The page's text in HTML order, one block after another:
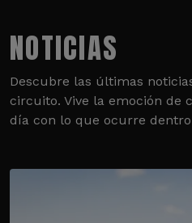
NOTICIAS
Descubre las últimas
circuito. Vive la emoción de
día con lo que ocurre